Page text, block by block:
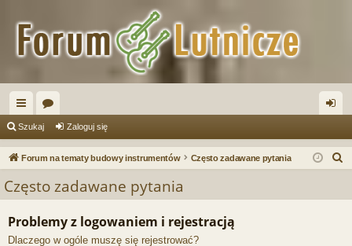
ię
ce
or
a og
Szukaj Zaloguj się
Forum na tematy budowy instrumentów Często zadawane pytania
Często zadawane pytania
Problemy z logowaniem i rejestracją
Dlaczego w ogóle muszę się rejestrować?